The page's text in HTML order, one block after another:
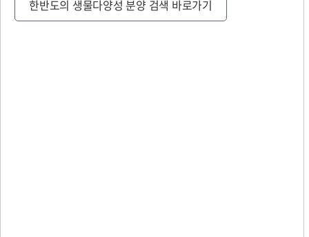
한반도의 생물다양성 분양 검색 바로가기